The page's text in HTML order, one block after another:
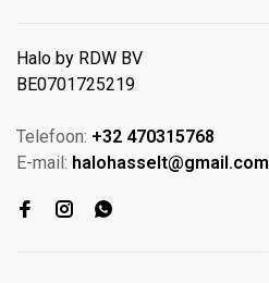
Halo by RDW BV
BE0701725219
Telefoon: +32 470315768
E-mail: halohasselt@gmail.com